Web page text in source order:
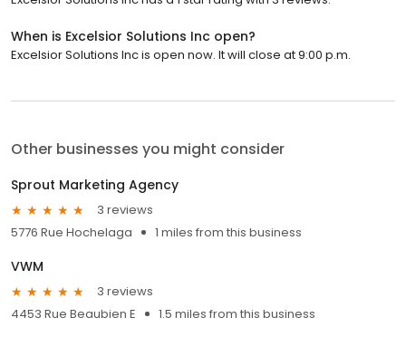
When is Excelsior Solutions Inc open?
Excelsior Solutions Inc is open now. It will close at 9:00 p.m.
Other businesses you might consider
Sprout Marketing Agency
3 reviews
5776 Rue Hochelaga
1 miles from this business
VWM
3 reviews
4453 Rue Beaubien E
1.5 miles from this business